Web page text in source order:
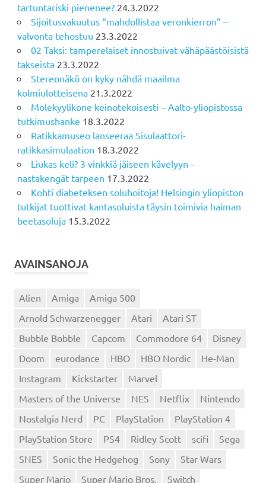
tartuntariski pienenee? 24.3.2022
Sijoitusvakuutus “mahdollistaa veronkierron” –
valvonta tehostuu 23.3.2022
02 Taksi: tamperelaiset innostuivat vähäpäästöisistä
takseista 23.3.2022
Stereonäkö on kyky nähdä maailma
kolmiulotteisena 21.3.2022
Molekyylikone keinotekoisesti – Aalto-yliopistossa
tutkimushanke 18.3.2022
Ratikkamuseo lanseeraa Sisulaattori-
ratikkasimulaation 18.3.2022
Liukas keli? 3 vinkkiä jäiseen kävelyyn –
nastakengät tarpeen 17.3.2022
Kohti diabeteksen soluhoitoja! Helsingin yliopiston
tutkijat tuottivat kantasoluista täysin toimivia haiman
beetasoluja 15.3.2022
AVAINSANOJA
Alien Amiga
Amiga 500
Arnold Schwarzenegger
Atari
Atari ST
Bubble Bobble
Capcom Commodore 64
Disney
Doom
eurodance HBO HBO Nordic
He-Man
Instagram
Kickstarter
Marvel
Masters of the Universe
NES Netflix
Nintendo
Nostalgia Nerd
PC PlayStation
PlayStation 4
PlayStation Store
PS4 Ridley Scott scifi
Sega
SNES
Sonic the Hedgehog Sony
Star Wars
Super Mario
Super Mario Bros. Switch